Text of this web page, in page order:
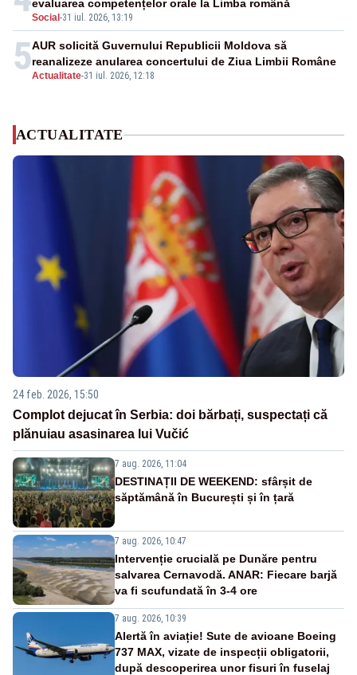
Social -31 iul. 2026, 13:19
evaluarea competențelor orale la Limba română
5Actualitate-31 iul. 2026, 12:18
AUR solicită Guvernului Republicii Moldova să
reanalizeze anularea concertului de Ziua Limbii Române
ACTUALITATE
24 feb. 2026, 15:50
Complot dejucat în Serbia: doi bărbați, suspectați că
plănuiau asasinarea lui Vučić
7 aug. 2026, 11:04
DESTINAȚII DE WEEKEND: sfârșit de
săptămână în București și în țară
7 aug. 2026, 10:47
Intervenție crucială pe Dunăre pentru
salvarea Cernavodă. ANAR: Fiecare barjă
va fi scufundată în 3-4 ore
7 aug. 2026, 10:39
Alertă în aviație! Sute de avioane Boeing
737 MAX, vizate de inspecții obligatorii,
după descoperirea unor fisuri în fuselaj